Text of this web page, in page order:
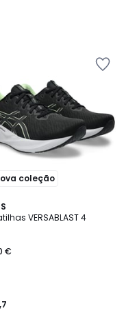
coleção
VERSABLAST 4
€